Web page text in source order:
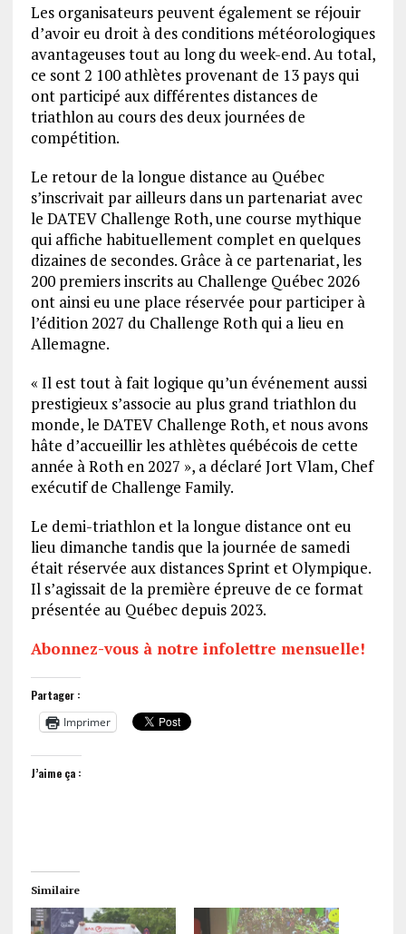
Les organisateurs peuvent également se réjouir
d’avoir eu droit à des conditions météorologiques
avantageuses tout au long du week-end. Au total,
ce sont 2 100 athlètes provenant de 13 pays qui
ont participé aux différentes distances de
triathlon au cours des deux journées de
compétition.
Le retour de la longue distance au Québec
s’inscrivait par ailleurs dans un partenariat avec
le DATEV Challenge Roth, une course mythique
qui affiche habituellement complet en quelques
dizaines de secondes. Grâce à ce partenariat, les
200 premiers inscrits au Challenge Québec 2026
ont ainsi eu une place réservée pour participer à
l’édition 2027 du Challenge Roth qui a lieu en
Allemagne.
« Il est tout à fait logique qu’un événement aussi
prestigieux s’associe au plus grand triathlon du
monde, le DATEV Challenge Roth, et nous avons
hâte d’accueillir les athlètes québécois de cette
année à Roth en 2027 », a déclaré Jort Vlam, Chef
exécutif de Challenge Family.
Le demi-triathlon et la longue distance ont eu
lieu dimanche tandis que la journée de samedi
était réservée aux distances Sprint et Olympique.
Il s’agissait de la première épreuve de ce format
présentée au Québec depuis 2023.
Abonnez-vous à notre infolettre mensuelle!
Partager :
Imprimer
J’aime ça :
Similaire